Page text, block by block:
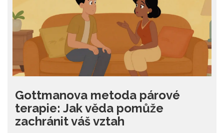
Gottmanova metoda párové
terapie: Jak věda pomůže
zachránit váš vztah